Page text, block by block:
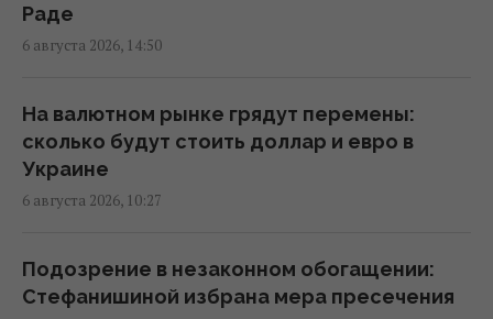
Россия срочно ищет замену своим
"Искандарам": эксперт указал причину
Оккупанты атаковали дроном маршрутку в
Херсоне: среди раненых – ребенок
15:09 четверг, 06 августа 2026
Россияне нанесли удары по
Днепропетровской области: погибли пять
Раде
6 августа 2026, 14:50
На валютном рынке грядут перемены:
сколько будут стоить доллар и евро в
Украине
6 августа 2026, 10:27
Подозрение в незаконном обогащении:
Стефанишиной избрана мера пресечения